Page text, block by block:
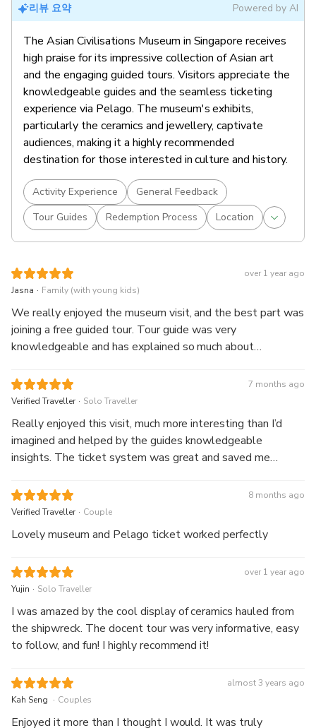
리뷰 요약 Powered by AI
The Asian Civilisations Museum in Singapore receives
high praise for its impressive collection of Asian art
and the engaging guided tours. Visitors appreciate the
knowledgeable guides and the seamless ticketing
experience via Pelago. The museum's exhibits,
particularly the ceramics and jewellery, captivate
audiences, making it a highly recommended
destination for those interested in culture and history.
Activity Experience
General Feedback
Tour Guides
Redemption Process Location
over 1 year ago
Jasna . Family (with young kids)
We really enjoyed the museum visit, and the best part was
joining a free guided tour. Tour guide was very
knowledgeable and has explained so much about
10 year old was simply amazed how it all came together.
Thanks so much!
7 months ago
Verified Traveller . Solo Traveller
Really enjoyed this visit, much more interesting than I’d
imagined and helped by the guides knowledgeable
insights. The ticket system was great and saved me
8 months ago
Verified Traveller . Couple
Lovely museum and Pelago ticket worked perfectly
over 1 year ago
Yujin . Solo Traveller
I was amazed by the cool display of ceramics hauled from
the shipwreck. The docent tour was very informative, easy
to follow, and fun! I highly recommend it!
almost 3 years ago
Kah Seng . Couples
Enjoyed it more than I thought I would. It was truly